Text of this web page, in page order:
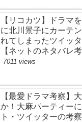
【リコカツ】ドラマ
に北川景子にカーテ
れてしまったツイッ
【ネットのネタバレ
7011 views
【最愛ドラマ考察】
か！大麻パーティー
ト・ツイッターの考